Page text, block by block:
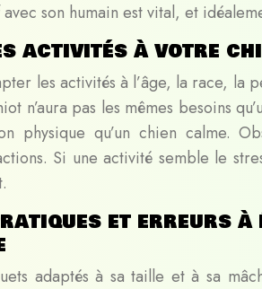
son humain est vital, et
activités à votre
les activités à l’âge, la race, la
n’aura pas les mêmes besoins
physique qu’un chien calme.
Si une activité semble le
et erreurs à
adaptés à sa taille et à sa